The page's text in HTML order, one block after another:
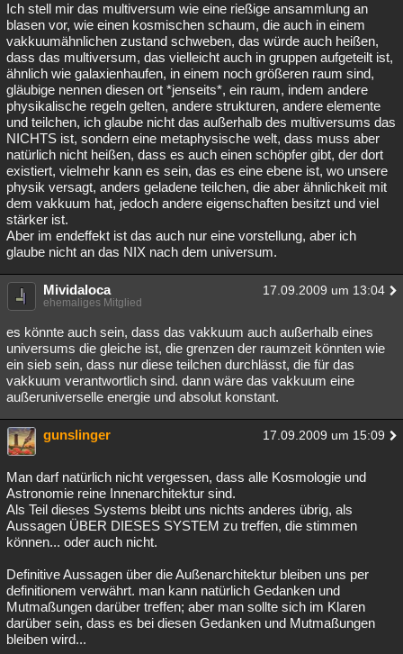
Ich stell mir das multiversum wie eine rießige ansammlung an
blasen vor, wie einen kosmischen schaum, die auch in einem
vakkuumähnlichen zustand schweben, das würde auch heißen,
dass das multiversum, das vielleicht auch in gruppen aufgeteilt ist,
ähnlich wie galaxienhaufen, in einem noch größeren raum sind,
gläubige nennen diesen ort *jenseits*, ein raum, indem andere
physikalische regeln gelten, andere strukturen, andere elemente
und teilchen, ich glaube nicht das außerhalb des multiversums das
NICHTS ist, sondern eine metaphysische welt, dass muss aber
natürlich nicht heißen, dass es auch einen schöpfer gibt, der dort
existiert, vielmehr kann es sein, das es eine ebene ist, wo unsere
physik versagt, anders geladene teilchen, die aber ähnlichkeit mit
dem vakkuum hat, jedoch andere eigenschaften besitzt und viel
stärker ist.
Aber im endeffekt ist das auch nur eine vorstellung, aber ich
glaube nicht an das NIX nach dem universum.
Mividaloca 17.09.2009 um 13:04
ehemaliges Mitglied
es könnte auch sein, dass das vakkuum auch außerhalb eines
universums die gleiche ist, die grenzen der raumzeit könnten wie
ein sieb sein, dass nur diese teilchen durchlässt, die für das
vakkuum verantwortlich sind. dann wäre das vakkuum eine
außeruniverselle energie und absolut konstant.
gunslinger 17.09.2009 um 15:09
Man darf natürlich nicht vergessen, dass alle Kosmologie und
Astronomie reine Innenarchitektur sind.
Als Teil dieses Systems bleibt uns nichts anderes übrig, als
Aussagen ÜBER DIESES SYSTEM zu treffen, die stimmen
können... oder auch nicht.
Definitive Aussagen über die Außenarchitektur bleiben uns per
definitionem verwährt. man kann natürlich Gedanken und
Mutmaßungen darüber treffen; aber man sollte sich im Klaren
darüber sein, dass es bei diesen Gedanken und Mutmaßungen
bleiben wird...